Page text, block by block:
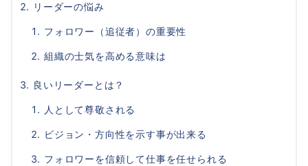
リーダーの悩み
フォロワー（追従者）の重要性
組織の士気を高める意味は
良いリーダーとは？
人として尊敬される
ビジョン・方向性を示す事が出来る
フォロワーを信頼して仕事を任せられる